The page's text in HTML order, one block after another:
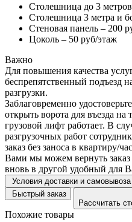
Столешница до 3
Столешница 3 метра и
Стеновая панель – 200
Цоколь – 50 руб/этаж
Важно
Для повышения качества
беспрепятственный подъезд
разгрузки.
Заблаговременно
открыть ворота для въезда
грузовой лифт работает. В
разгрузочных работ
заказ без заноса в квартиру/
Вами мы можем вернуть заказ
вновь в другой удобный для
Условия доставки и самовывоза
Быстрый заказ
Рассчитать
Похожие товары